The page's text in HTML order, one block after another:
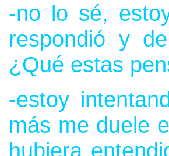
-no lo sé,
respondió y
¿Qué estas
-estoy
más me duele
hubiera